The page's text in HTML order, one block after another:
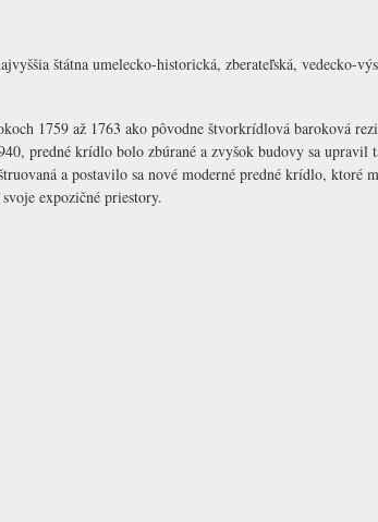
štátna umelecko-historická, zberateľská, vedecko-
1759 až 1763 ako pôvodne štvorkrídlová baroková
predné krídlo bolo zbúrané a zvyšok budovy sa upravil
a postavilo sa nové moderné predné krídlo, ktoré
expozičné priestory.